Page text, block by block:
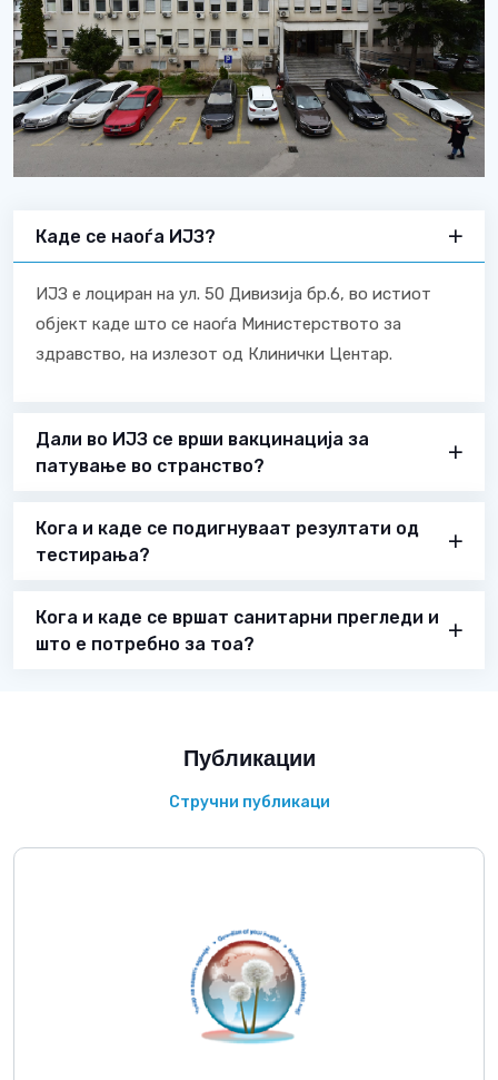
Каде се наоѓа ИЈЗ?
ИЈЗ е лоциран на ул. 50 Дивизија бр.6, во истиот
објект каде што се наоѓа Министерството за
здравство, на излезот од Клинички Центар.
Дали во ИЈЗ се врши вакцинација за
патување во странство?
Кога и каде се подигнуваат резултати од
тестирања?
Кога и каде се вршат санитарни прегледи и
што е потребно за тоа?
Публикации
Стручни публикаци